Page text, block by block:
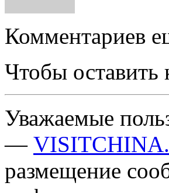
Комментариев
Чтобы оставить
Уважаемые
—
размещение